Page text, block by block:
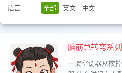
语言 全部 英文 中文
脑筋急转弯系列
一架空调器从楼